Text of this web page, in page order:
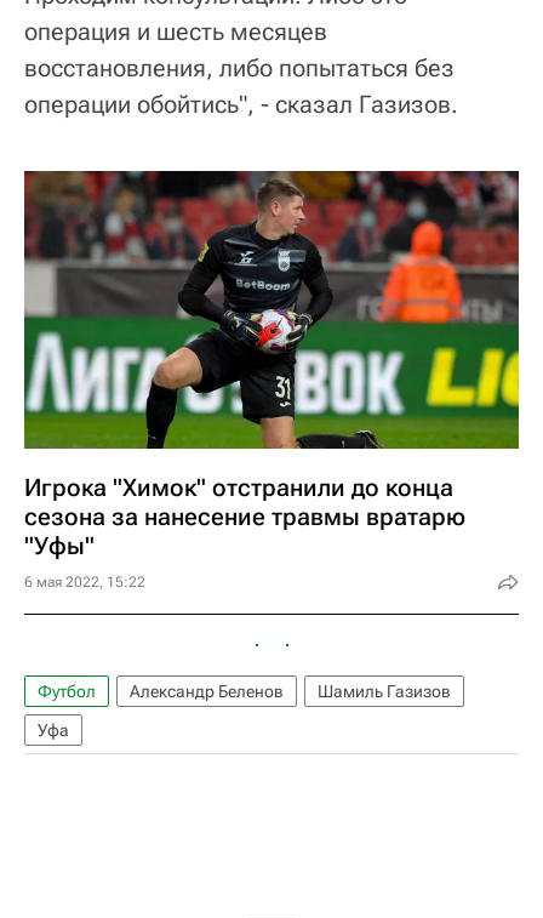
операция и шесть месяцев
восстановления, либо попытаться без
операции обойтись", - сказал Газизов.
Игрока "Химок" отстранили до конца
сезона за нанесение травмы вратарю
"Уфы"
6 мая 2022, 15:22
Футбол Александр Беленов
Шамиль Газизов
Уфа